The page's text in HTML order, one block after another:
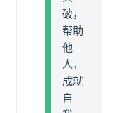
破，
帮助
他
人，
成就
自